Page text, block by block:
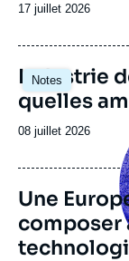
Date
publication
17 juillet 2026
Notes
Image
principale
Industrie
quelles
Date
publication
08 juillet 2026
Une
composer